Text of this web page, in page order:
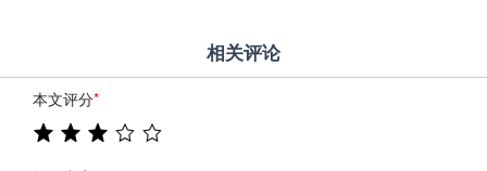
相关评论
本文评分*